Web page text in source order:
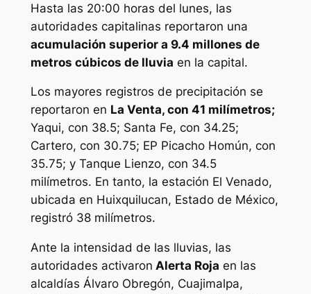
Hasta las 20:00 horas del lunes, las
autoridades capitalinas reportaron una
acumulación superior a 9.4 millones de
metros cúbicos de lluvia en la capital.
Los mayores registros de precipitación se
reportaron en La Venta, con 41 milímetros;
Yaqui, con 38.5; Santa Fe, con 34.25;
Cartero, con 30.75; EP Picacho Homún, con
35.75; y Tanque Lienzo, con 34.5
milímetros. En tanto, la estación El Venado,
ubicada en Huixquilucan, Estado de México,
registró 38 milímetros.
Ante la intensidad de las lluvias, las
autoridades activaron Alerta Roja en las
alcaldías Álvaro Obregón, Cuajimalpa,